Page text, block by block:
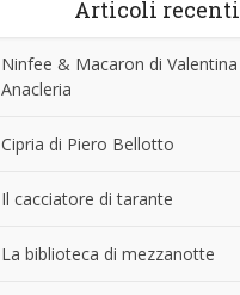
Articoli recenti
Ninfee & Macaron di Valentina
Anacleria
Cipria di Piero Bellotto
Il cacciatore di tarante
La biblioteca di mezzanotte